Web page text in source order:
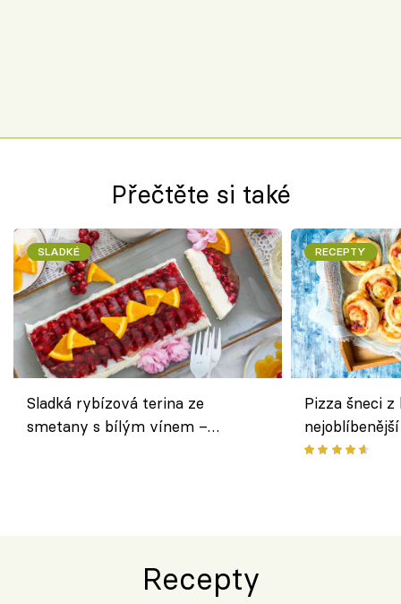
Přečtěte si také
SLADKÉ
Sladká rybízová terina ze
smetany s bílým vínem –
RECEPTY
Pizza šneci
Recepty